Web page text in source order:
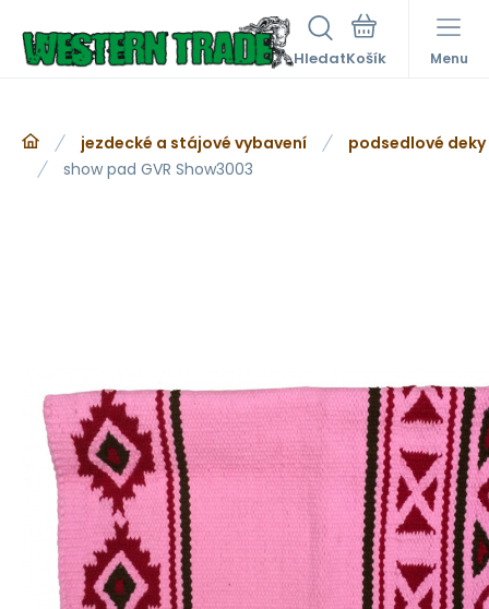
Hledat Menu
jezdecké a stájové vybavení
podsedlové deky
show pad GVR Show3003